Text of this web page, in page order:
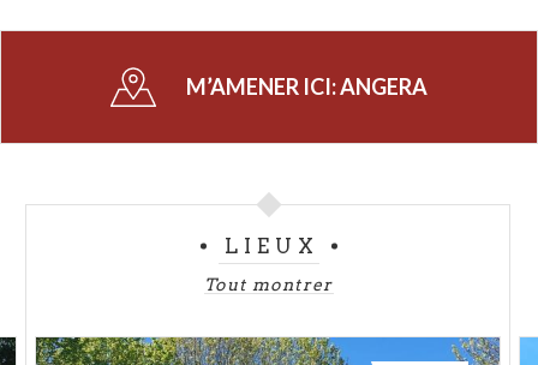
Lombardie, disponibles dans les restaurants et
agritourismes
Angeraest une destination incontournable pour
. Que vous soyez un touriste de proximité ou
un visiteur venant de loin, ce village vous offrira des
expériences inoubliables. Sa position stratégique, la
font d'Angeraune étape essentielle pour les
M’AMENER ICI:ANGERA
LIEUX
Tout montrer